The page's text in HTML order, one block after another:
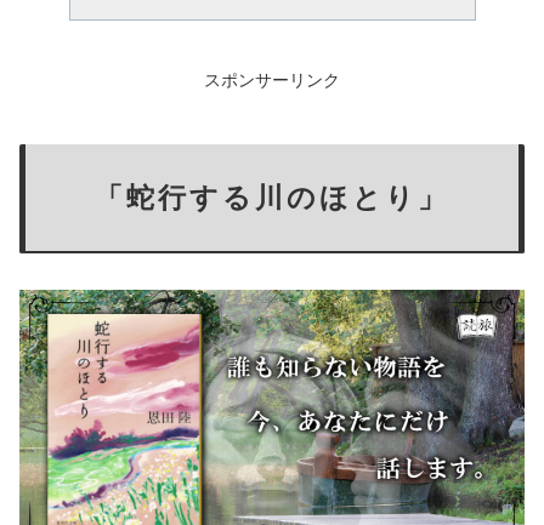
スポンサーリンク
「蛇行する川のほとり」